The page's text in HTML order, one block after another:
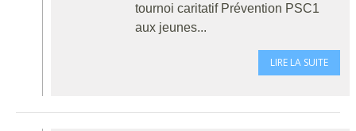
tournoi caritatif Prévention PSC1
aux jeunes...
LIRE LA SUITE